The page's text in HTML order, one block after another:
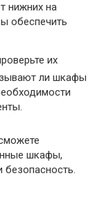
нижних на
обеспечить
их
ли шкафы
шкафы,